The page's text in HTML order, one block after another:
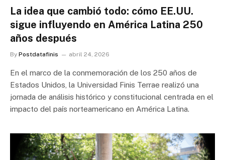
La idea que cambió todo: cómo EE.UU.
sigue influyendo en América Latina 250
años después
By Postdatafinis abril 24, 2026
En el marco de la conmemoración de los 250 años de
Estados Unidos, la Universidad Finis Terrae realizó una
jornada de análisis histórico y constitucional centrada en el
impacto del país norteamericano en América Latina.